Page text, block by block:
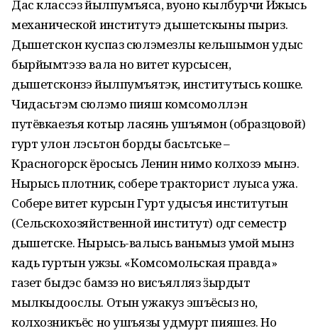
Дас классэз йылпумъяса, вуоно кылбурчи Ижысь
механической институтэ дышетскыны пыриз.
Дышетскон куспаз сюлэмезлы кельшымон удыс
бырйымтэзэ вала но витетӥ курсысен,
дышетсконзэ йылпумъятэк, институтысь кошке.
Чидасьтэм сюлэмо пияш комсомоллэн
путёвкаезъя котыр ласянь ушъямон (образцовой)
гурт улон лэсьтон борды басьтӥське –
Красногорск ёросысь Ленин нимо колхозэ мынэ.
Нырысь плотник, собере тракторист луыса ужа.
Собере витетӥ курсын Гурт удысъя институтын
(Сельскохозяйственной институт) одӥг семестр
дышетске. Нырысь-валысь ваньмыз умой мынӥз
кадь гуртын ужзы. «Комсомольская правда»
газет быдэс бамзэ но висъялляз ӟырдыт
мылкыдоослы. Отын ужакуз эшъёсыз но,
колхозникъёс но ушъязы удмурт пияшез. Но